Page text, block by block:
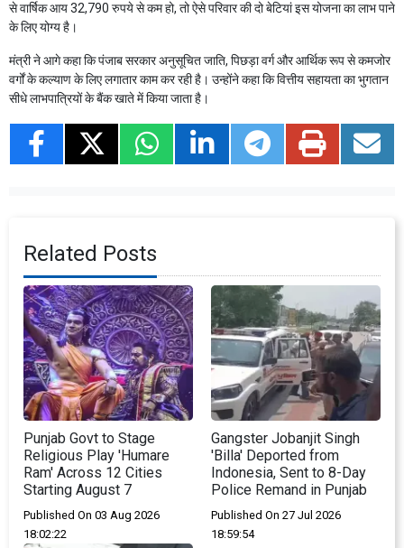
से वार्षिक आय 32,790 रुपये से कम हो, तो ऐसे परिवार की दो बेटियां इस योजना का लाभ पाने
के लिए योग्य है।
मंत्री ने आगे कहा कि पंजाब सरकार अनुसूचित जाति, पिछड़ा वर्ग और आर्थिक रूप से कमजोर
वर्गों के कल्याण के लिए लगातार काम कर रही है। उन्होंने कहा कि वित्तीय सहायता का भुगतान
सीधे लाभपात्रियों के बैंक खाते में किया जाता है।
Related Posts
Punjab Govt to Stage
Religious Play 'Humare
Ram' Across 12 Cities
Starting August 7
Published On 03 Aug 2026
18:02:22
Gangster Jobanjit Singh
'Billa' Deported from
Indonesia, Sent to 8-Day
Police Remand in Punjab
Published On 27 Jul 2026
18:59:54